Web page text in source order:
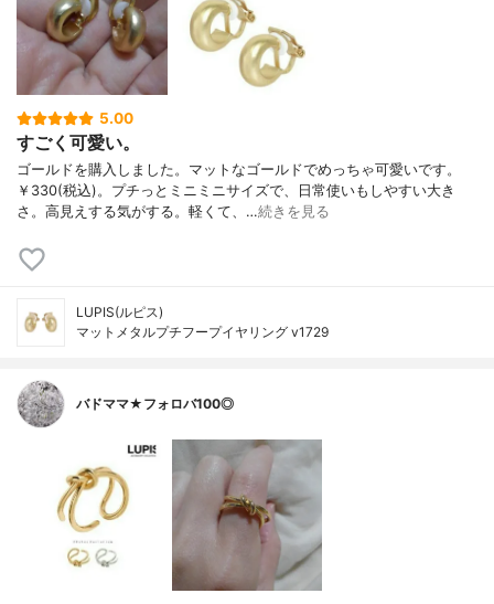
5.00
すごく可愛い。
ゴールドを購入しました。マットなゴールドでめっちゃ可愛いです。
￥330(税込)。プチっとミニミニサイズで、日常使いもしやすい大き
さ。高見えする気がする。軽くて、…続きを見る
LUPIS(ルピス)
マットメタルプチフープイヤリング v1729
バドママ★フォロバ100◎